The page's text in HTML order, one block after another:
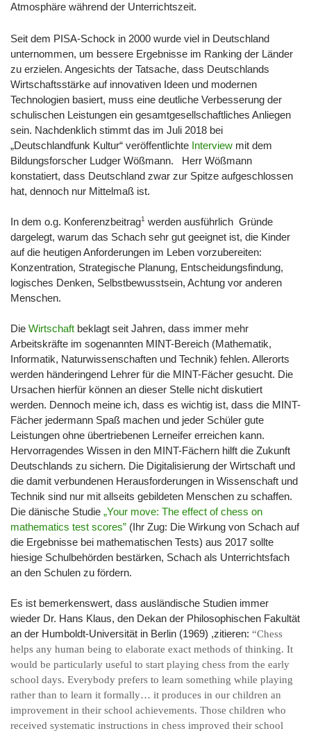
Atmosphäre während der Unterrichtszeit.
Seit dem PISA-Schock in 2000 wurde viel in Deutschland
unternommen, um bessere Ergebnisse im Ranking der Länder
zu erzielen. Angesichts der Tatsache, dass Deutschlands
Wirtschaftsstärke auf innovativen Ideen und modernen
Technologien basiert, muss eine deutliche Verbesserung der
schulischen Leistungen ein gesamtgesellschaftliches Anliegen
sein. Nachdenklich stimmt das im Juli 2018 bei
„Deutschlandfunk Kultur“ veröffentlichte Interview mit dem
Bildungsforscher Ludger Wößmann. Herr Wößmann
konstatiert, dass Deutschland zwar zur Spitze aufgeschlossen
hat, dennoch nur Mittelmaß ist.
In dem o.g. Konferenzbeitrag1 werden ausführlich Gründe
dargelegt, warum das Schach sehr gut geeignet ist, die Kinder
auf die heutigen Anforderungen im Leben vorzubereiten:
Konzentration, Strategische Planung, Entscheidungsfindung,
logisches Denken, Selbstbewusstsein, Achtung vor anderen
Menschen.
Die Wirtschaft beklagt seit Jahren, dass immer mehr
Arbeitskräfte im sogenannten MINT-Bereich (Mathematik,
Informatik, Naturwissenschaften und Technik) fehlen. Allerorts
werden händeringend Lehrer für die MINT-Fächer gesucht. Die
Ursachen hierfür können an dieser Stelle nicht diskutiert
werden. Dennoch meine ich, dass es wichtig ist, dass die MINT-
Fächer jedermann Spaß machen und jeder Schüler gute
Leistungen ohne übertriebenen Lerneifer erreichen kann.
Hervorragendes Wissen in den MINT-Fächern hilft die Zukunft
Deutschlands zu sichern. Die Digitalisierung der Wirtschaft und
die damit verbundenen Herausforderungen in Wissenschaft und
Technik sind nur mit allseits gebildeten Menschen zu schaffen.
Die dänische Studie „Your move: The effect of chess on
mathematics test scores” (Ihr Zug: Die Wirkung von Schach auf
die Ergebnisse bei mathematischen Tests) aus 2017 sollte
hiesige Schulbehörden bestärken, Schach als Unterrichtsfach
an den Schulen zu fördern.
Es ist bemerkenswert, dass ausländische Studien immer
wieder Dr. Hans Klaus, den Dekan der Philosophischen Fakultät
an der Humboldt-Universität in Berlin (1969) ,zitieren: “Chess
helps any human being to elaborate exact methods of thinking. It
would be particularly useful to start playing chess from the early
school days. Everybody prefers to learn something while playing
rather than to learn it formally… it produces in our children an
improvement in their school achievements. Those children who
received systematic instructions in chess improved their school